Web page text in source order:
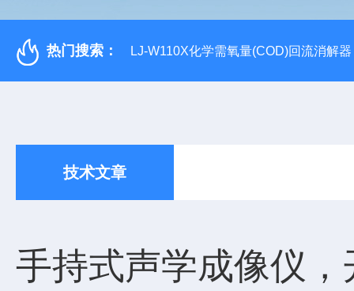
热门搜索： LJ-W110X化学需氧量(COD)回流消解器
技术文章
手持式声学成像仪